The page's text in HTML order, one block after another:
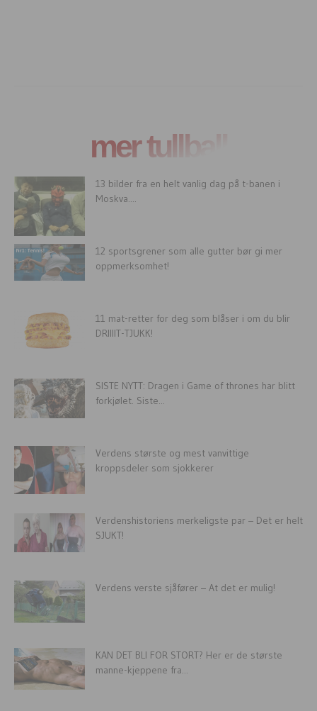
mer tullball
13 bilder fra en helt vanlig dag på t-banen i
Moskva....
12 sportsgrener som alle gutter bør gi mer
oppmerksomhet!
11 mat-retter for deg som blåser i om du blir
DRIIIIT-TJUKK!
SISTE NYTT: Dragen i Game of thrones har blitt
forkjølet. Siste...
Verdens største og mest vanvittige
kroppsdeler som sjokkerer
Verdenshistoriens merkeligste par – Det er helt
SJUKT!
Verdens verste sjåfører – At det er mulig!
KAN DET BLI FOR STORT? Her er de største
manne-kjeppene fra...